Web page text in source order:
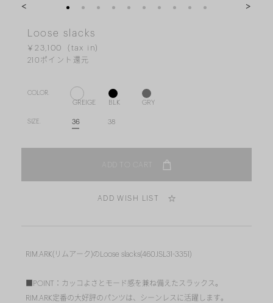
< >
Loose slacks
￥23,100
210 ポイント還元
COLOR.
GREIGE BLK GRY
SIZE. 36 38
ADD WISH LIST
RIM.ARK(リムアーク)のLoose slacks(460JSL31-3351)
■POINT：カッコよさとモード感を兼ね備えたスラックス。
RIM.ARK定番の大好評のパンツは、シーンレスに活躍します。